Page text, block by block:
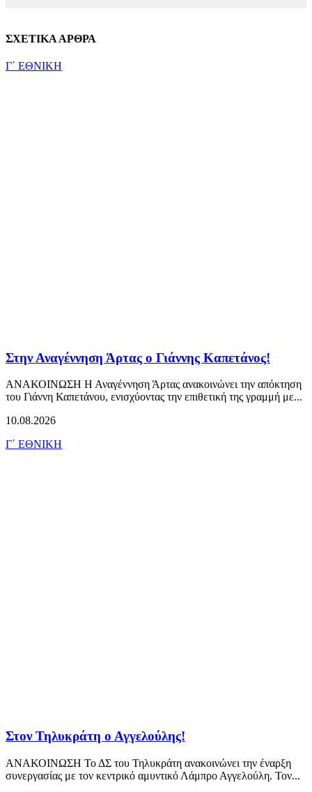
ΣΧΕΤΙΚΑ ΑΡΘΡΑ
Γ΄ ΕΘΝΙΚΗ
Στην Αναγέννηση Άρτας ο Γιάννης Καπετάνος!
ΑΝΑΚΟΙΝΩΣΗ Η Αναγέννηση Άρτας ανακοινώνει την απόκτηση
του Γιάννη Καπετάνου, ενισχύοντας την επιθετική της γραμμή με...
10.08.2026
Γ΄ ΕΘΝΙΚΗ
Στον Τηλυκράτη ο Αγγελούλης!
ΑΝΑΚΟΙΝΩΣΗ Το ΔΣ του Τηλυκράτη ανακοινώνει την έναρξη
συνεργασίας με τον κεντρικό αμυντικό Λάμπρο Αγγελούλη. Τον...